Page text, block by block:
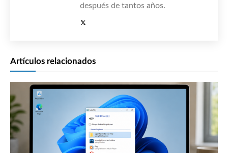
después de tantos años.
Artículos relacionados